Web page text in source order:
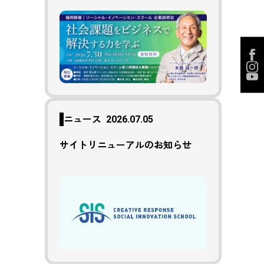
ニュース 2026.07.05
サイトリニューアルのお知らせ